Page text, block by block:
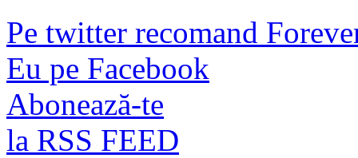
Pe twitter recomand
Eu pe Facebook
Abonează-te
la RSS FEED